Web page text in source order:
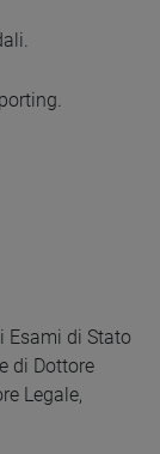
Esami di Stato
di Dottore
Legale,